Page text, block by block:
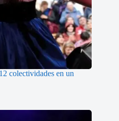
colectividades en un